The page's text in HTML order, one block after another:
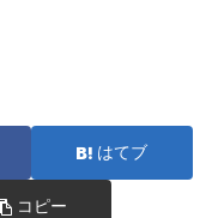
はてブ
コピー